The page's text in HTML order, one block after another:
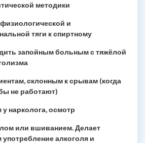
методики
и
тяги к спиртному
запойным больным с тяжёлой
склонным к срывам (когда
не работают)
у нарколога, осмотр
или вшиванием. Делает
алкоголя и